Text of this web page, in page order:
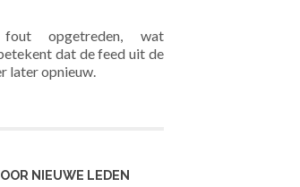
opgetreden, wat
dat de feed uit de
later opnieuw.
NIEUWE LEDEN